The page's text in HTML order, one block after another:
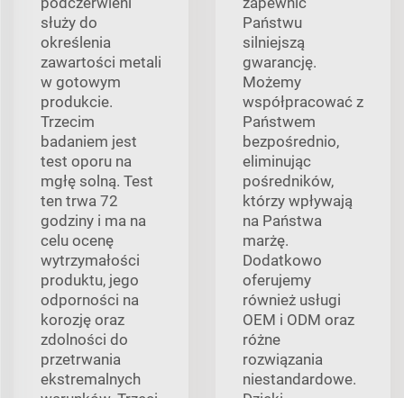
służy do
określenia
zawartości metali
w gotowym
produkcie.
Trzecim
badaniem jest
test oporu na
mgłę solną. Test
ten trwa 72
godziny i ma na
celu ocenę
wytrzymałości
produktu, jego
odporności na
korozję oraz
zdolności do
przetrwania
ekstremalnych
Państwu
silniejszą
gwarancję.
Możemy
współpracować z
Państwem
bezpośrednio,
eliminując
pośredników,
którzy wpływają
na Państwa
marżę.
Dodatkowo
oferujemy
również usługi
OEM i ODM oraz
różne
rozwiązania
niestandardowe.